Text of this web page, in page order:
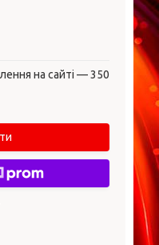
на сайті — 350